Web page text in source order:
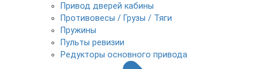
Привод дверей кабины
Противовесы / Грузы / Тяги
Пружины
Пульты ревизии
Редукторы основного привода